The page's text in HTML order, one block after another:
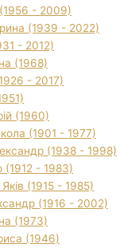
- 2009)
(1939 - 2022)
- 2012)
(1968)
- 2017)
(1960)
(1901 - 1977)
(1938 - 1998)
(1912 - 1983)
(1915 - 1985)
(1916 - 2002)
(1973)
(1946)